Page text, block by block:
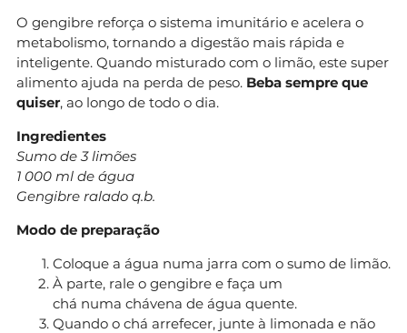
O gengibre reforça o sistema imunitário e acelera o
metabolismo, tornando a digestão mais rápida e
inteligente. Quando misturado com o limão, este super
alimento ajuda na perda de peso. Beba sempre que
quiser, ao longo de todo o dia.
Ingredientes
Sumo de 3 limões
1 000 ml de água
Gengibre ralado q.b.
Modo de preparação
Coloque a água numa jarra com o sumo de limão.
À parte, rale o gengibre e faça um
chá numa chávena de água quente.
Quando o chá arrefecer, junte à limonada e não